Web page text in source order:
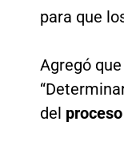
para que
Agregó
del